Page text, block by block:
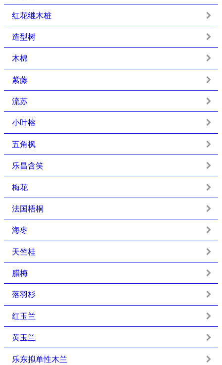
红花继木桩
造型树
木棉
紫藤
流苏
小叶榕
五角枫
乐昌含笑
梅花
法国梧桐
海枣
天竺桂
腊梅
落羽杉
红玉兰
黄玉兰
乐东拟单性木兰